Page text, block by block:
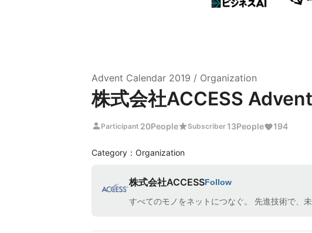
Advent Calendar 2019 / Organization
株式会社ACCESS
person Participant 20PeoplestarSubscriber13People 194
Category：Organization
株式会社ACCESSFollow
すべてのモノをネットにつなぐ。 先進技術で、未